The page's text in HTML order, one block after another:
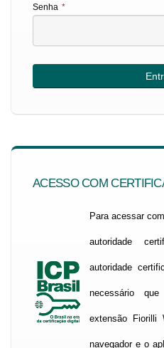
Senha *
ACESSO COM
Para acessar
autoridade
autoridade
necessário
extensão Fiorilli
navegador e o